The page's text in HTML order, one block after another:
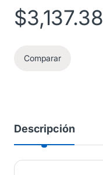
$3,137.38
Comparar
Descripción